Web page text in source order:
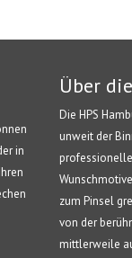
in
Über
Die HPS
unweit der
zum Pinsel
von der
mittlerweile